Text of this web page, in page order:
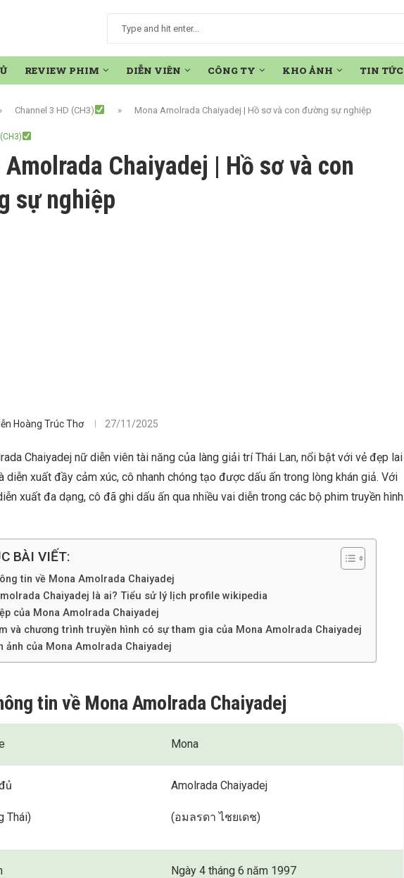
REVIEW PHIM DIỄN VIÊN CÔNG TY KHO ẢNH TIN TỨC
Channel 3 HD (CH3) » Mona Amolrada Chaiyadej | Hồ sơ và con đường sự nghiệp
Amolrada Chaiyadej | Hồ sơ và con
sự nghiệp
Hoàng Trúc Thơ 27/11/2025
Chaiyadej nữ diễn viên tài năng của làng giải trí Thái Lan, nổi bật với vẻ đẹp lai
diễn xuất đầy cảm xúc, cô nhanh chóng tạo được dấu ấn trong lòng khán giả. Với
xuất đa dạng, cô đã ghi dấu ấn qua nhiều vai diễn trong các bộ phim truyền hình
BÀI VIẾT:
tin về Mona Amolrada Chaiyadej
Chaiyadej là ai? Tiểu sử lý lịch profile wikipedia
của Mona Amolrada Chaiyadej
và chương trình truyền hình có sự tham gia của Mona Amolrada Chaiyadej
ảnh của Mona Amolrada Chaiyadej
tin về Mona Amolrada Chaiyadej
Mona
Thái)
Amolrada Chaiyadej
(อมลรดา ไชยเดช)
Ngày 4 tháng 6 năm 1997